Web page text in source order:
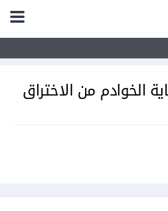
الخوادم من الاختراق